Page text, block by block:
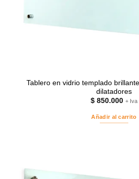
Tablero en vidrio templado
dilatadores
$ 850.000 + Iva
Añadir al carrito